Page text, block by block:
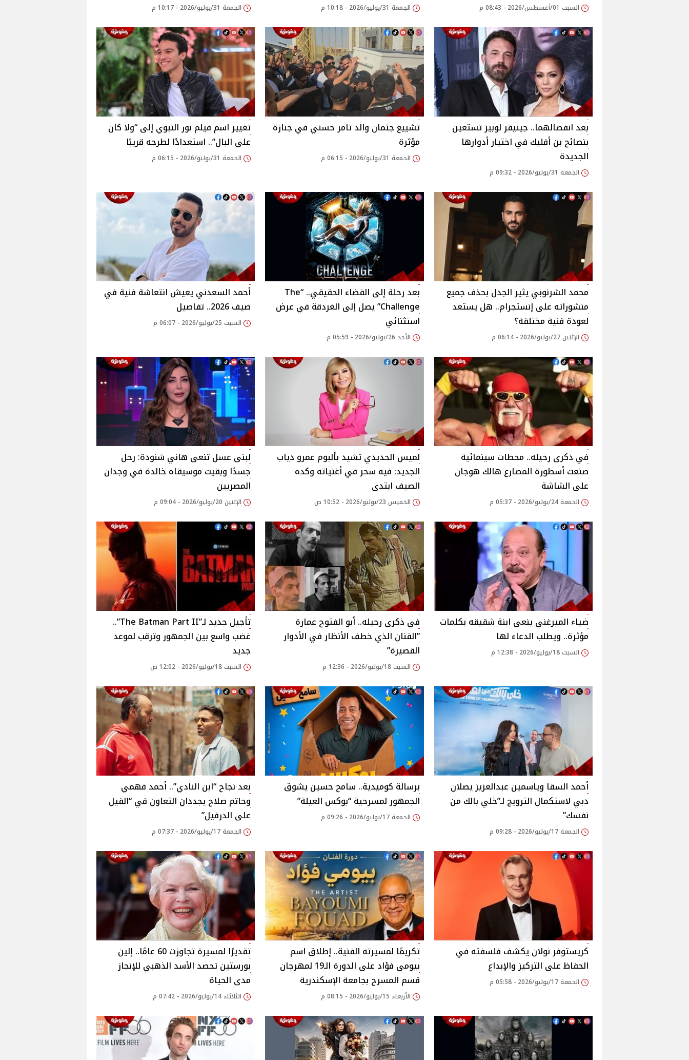
السبت 01/أغسطس/2026 - 08:43 م الجمعة 31/يوليو/2026 - 10:18 م الجمعة 31/يوليو/2026 - 10:17 م
بعد انفصالهما.. جينيفر لوبيز تستعين
بنصائح بن أفليك في اختيار أدوارها
الجديدة
الجمعة 31/يوليو/2026 - 09:32 م
تشييع جثمان والد تامر حسني في جنازة
مؤثرة
الجمعة 31/يوليو/2026 - 06:15 م
تغيير اسم فيلم نور النبوي إلى “ولا كان
على البال”.. استعدادًا لطرحه قريبًا
الجمعة 31/يوليو/2026 - 06:15 م
محمد الشرنوبي يثير الجدل بحذف جميع
منشوراته على إنستجرام.. هل يستعد
لعودة فنية مختلفة؟
الإثنين 27/يوليو/2026 - 06:14 م
بعد رحلة إلى الفضاء الحقيقي.. “The
Challenge” يصل إلى الغردقة في عرض
استثنائي
الأحد 26/يوليو/2026 - 05:59 م
أحمد السعدني يعيش انتعاشة فنية في
صيف 2026.. تفاصيل
السبت 25/يوليو/2026 - 06:07 م
في ذكرى رحيله.. محطات سينمائية
صنعت أسطورة المصارع هالك هوجان
على الشاشة
الجمعة 24/يوليو/2026 - 05:37 م
لميس الحديدي تشيد بألبوم عمرو دياب
الجديد: فيه سحر في أغنياته وكده
الصيف ابتدى
الخميس 23/يوليو/2026 - 10:52 ص
لبنى عسل تنعى هاني شنودة: رحل
جسدًا وبقيت موسيقاه خالدة في وجدان
المصريين
الإثنين 20/يوليو/2026 - 09:04 م
ضياء الميرغني ينعى ابنة شقيقه بكلمات
مؤثرة.. ويطلب الدعاء لها
السبت 18/يوليو/2026 - 12:38 م
في ذكرى رحيله.. أبو الفتوح عمارة
”الفنان الذي خطف الأنظار في الأدوار
القصيرة”
السبت 18/يوليو/2026 - 12:36 م
تأجيل جديد لـ”The Batman Part II”..
غضب واسع بين الجمهور وترقب لموعد
جديد
السبت 18/يوليو/2026 - 12:02 ص
أحمد السقا وياسمين عبدالعزيز يصلان
دبي لاستكمال الترويج لـ”خلي بالك من
نفسك”
الجمعة 17/يوليو/2026 - 09:28 م
برسالة كوميدية.. سامح حسين يشوق
الجمهور لمسرحية “بوكس العيلة”
الجمعة 17/يوليو/2026 - 09:26 م
بعد نجاح “ابن النادي”.. أحمد فهمي
وحاتم صلاح يجددان التعاون في “الفيل
على الدرفيل”
الجمعة 17/يوليو/2026 - 07:37 م
كريستوفر نولان يكشف فلسفته في
الحفاظ على التركيز والإبداع
الجمعة 17/يوليو/2026 - 05:58 م
تكريمًا لمسيرته الفنية.. إطلاق اسم
بيومي فؤاد على الدورة الـ19 لمهرجان
قسم المسرح بجامعة الإسكندرية
الأربعاء 15/يوليو/2026 - 08:15 م
تقديرًا لمسيرة تجاوزت 60 عامًا.. إلين
بورستين تحصد الأسد الذهبي للإنجاز
مدى الحياة
الثلاثاء 14/يوليو/2026 - 07:42 م